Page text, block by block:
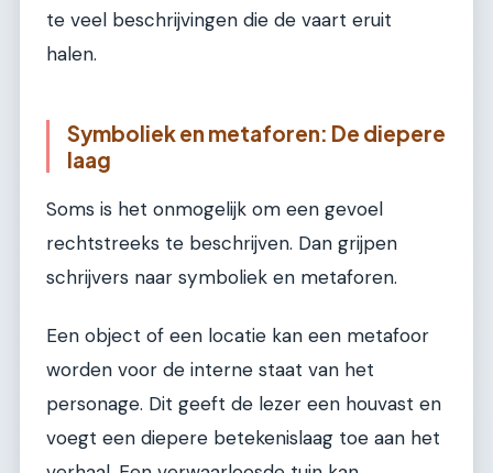
te veel beschrijvingen die de vaart eruit
halen.
Symboliek en metaforen: De diepere
laag
Soms is het onmogelijk om een gevoel
rechtstreeks te beschrijven. Dan grijpen
schrijvers naar symboliek en metaforen.
Een object of een locatie kan een metafoor
worden voor de interne staat van het
personage. Dit geeft de lezer een houvast en
voegt een diepere betekenislaag toe aan het